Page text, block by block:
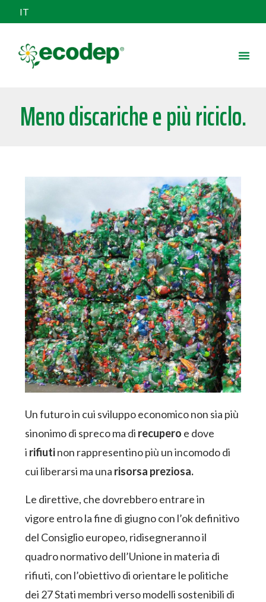
IT
Meno discariche e più riciclo.
Un futuro in cui sviluppo economico non sia più
sinonimo di spreco ma di recupero e dove
i rifiutinon rappresentino più un incomodo di
cui liberarsi ma una risorsa preziosa.
Le direttive, che dovrebbero entrare in
vigore entro la fine di giugno con l’ok definitivo
del Consiglio europeo, ridisegneranno il
quadro normativo dell’Unione in materia di
rifiuti, con l’obiettivo di orientare le politiche
dei 27 Stati membri verso modelli sostenibili di